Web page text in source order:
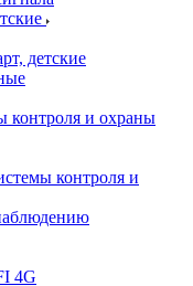
детские
контроля и охраны
контроля и
4G